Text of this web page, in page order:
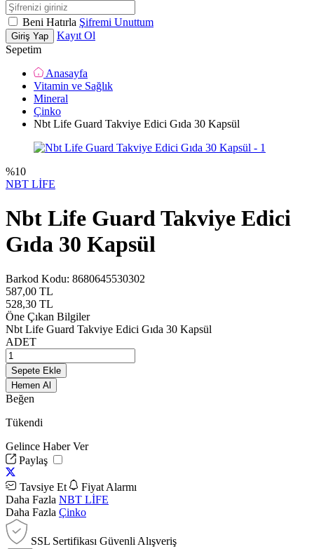
Beni Hatırla Şifremi Unuttum
Giriş Yap
Kayıt Ol
Sepetim
Anasayfa
Vitamin ve Sağlık
Mineral
Çinko
Nbt Life Guard Takviye Edici Gıda 30 Kapsül
%10
NBT LİFE
Nbt Life Guard Takviye Edici
Gıda 30 Kapsül
Barkod Kodu: 8680645530302
587,00 TL
528,30 TL
Öne Çıkan Bilgiler
Nbt Life Guard Takviye Edici Gıda 30 Kapsül
ADET
Sepete Ekle
Hemen Al
Beğen
Tükendi
Gelince Haber Ver
Paylaş
Tavsiye Et
Fiyat Alarmı
Daha Fazla NBT LİFE
Daha Fazla Çinko
SSL Sertifikası Güvenli Alışveriş